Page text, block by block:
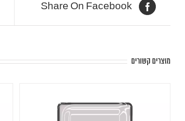
Share On Facebook
מוצרים קשורים